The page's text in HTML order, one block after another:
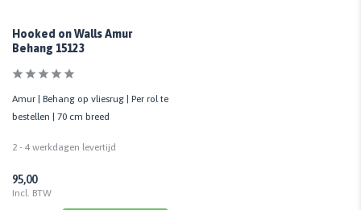
Hooked on Walls Amur
Behang 15123
Amur | Behang op vliesrug | Per rol te
bestellen | 70 cm breed
2 - 4 werkdagen levertijd
95,00
Incl. BTW